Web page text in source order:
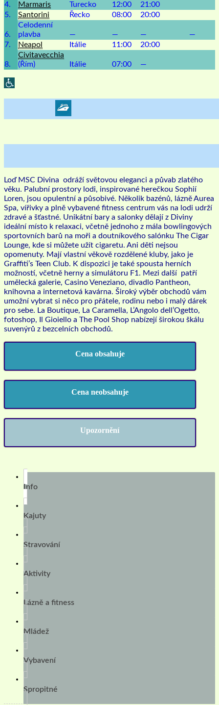
4.
Marmaris Turecko 12:00
21:00
5.
Santorini Řecko 08:00 20:00
6.
Celodenní
plavba
— — —
—
7.
Neapol Itálie 11:00 20:00
8.
Civitavecchia
(Řím)
Itálie 07:00 —
Loď MSC Divina odráží světovou eleganci a půvab zlatého
věku. Palubní prostory lodi, inspirované herečkou Sophií
Loren, jsou opulentní a působivé. Několik bazénů, lázně Aurea
Spa, vířivky a plně vybavené fitness centrum vás na lodi udrží
zdravé a šťastné. Unikátní bary a salonky dělají z Diviny
ideální místo k relaxaci, včetně jednoho z mála bowlingových
sportovních barů na moři a doutníkového salónku The Cigar
Lounge, kde si můžete užít cigaretu. Ani děti nejsou
opomenuty. Mají vlastní věkově rozdělené kluby, jako je
Graffiti’s Teen Club. K dispozici je také spousta herních
možností, včetně herny a simulátoru F1. Mezi další patří
umělecká galerie, Casino Veneziano, divadlo Pantheon,
knihovna a internetová kavárna. Široký výběr obchodů vám
umožní vybrat si něco pro přátele, rodinu nebo i malý dárek
pro sebe. La Boutique, La Caramella, L’Angolo dell’Ogetto,
fotoshop, Il Gioiello a The Pool Shop nabízejí širokou škálu
suvenýrů z bezcelních obchodů.
Cena obsahuje
Cena neobsahuje
Upozornění
Info
Kajuty
Stravování
Aktivity
Lázně a fitness
Mládež
Vybavení
Spropitné